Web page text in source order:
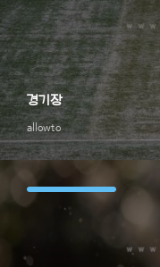
allowto
경기장